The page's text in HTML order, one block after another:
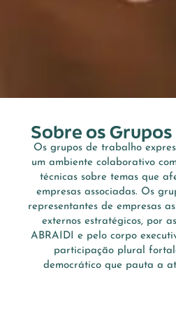
Sobre os
Os grupos de trabalho
um ambiente colaborativo
técnicas sobre temas que
empresas associadas. Os
representantes de empresas
externos estratégicos, por
ABRAIDI e pelo corpo
participação plural
democrático que pauta a